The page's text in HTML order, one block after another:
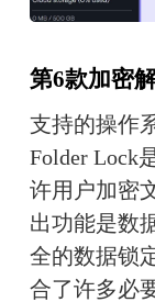
第6款加密
支持的操作
Folder Lock
许用户加密
出功能是数
全的数据锁
合了许多必